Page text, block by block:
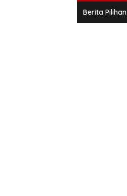
Berita Pilihan